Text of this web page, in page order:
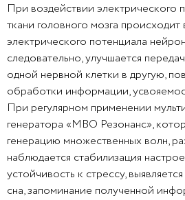
При воздействии электрического
ткани головного мозга
электрического потенциала
следовательно, улучшается
одной нервной клетки в другую,
обработки информации,
При регулярном применении
генератора «МВО Резонанс»,
генерацию множественных волн,
наблюдается стабилизация
устойчивость к стрессу,
сна, запоминание полученной